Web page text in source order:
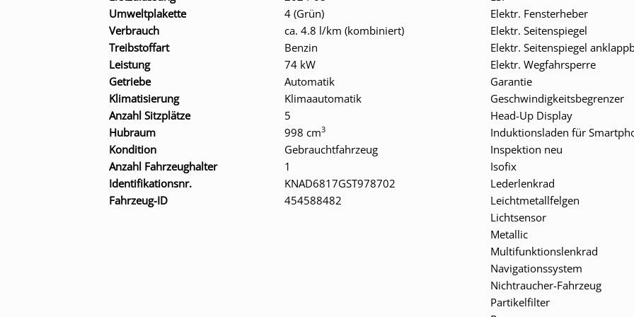
Umweltplakette
4 (Grün)
Verbrauch
ca. 4.8 l/km (kombiniert)
Treibstoffart
Benzin
Leistung
74 kW
Getriebe
Automatik
Klimatisierung
Klimaautomatik
Anzahl Sitzplätze
5
Hubraum
998 cm3
Kondition
Gebrauchtfahrzeug
Anzahl Fahrzeughalter
1
Identifikationsnr.
KNAD6817GST978702
Fahrzeug-ID
454588482
Elektr. Fensterheber
Elektr. Seitenspiegel
Elektr. Seitenspiegel
Elektr. Wegfahrsperre
Garantie
Geschwindigkeitsbegrenzer
Head-Up Display
Induktionsladen für
Inspektion neu
Isofix
Lederlenkrad
Leichtmetallfelgen
Lichtsensor
Metallic
Multifunktionslenkrad
Navigationssystem
Nichtraucher-Fahrzeug
Partikelfilter